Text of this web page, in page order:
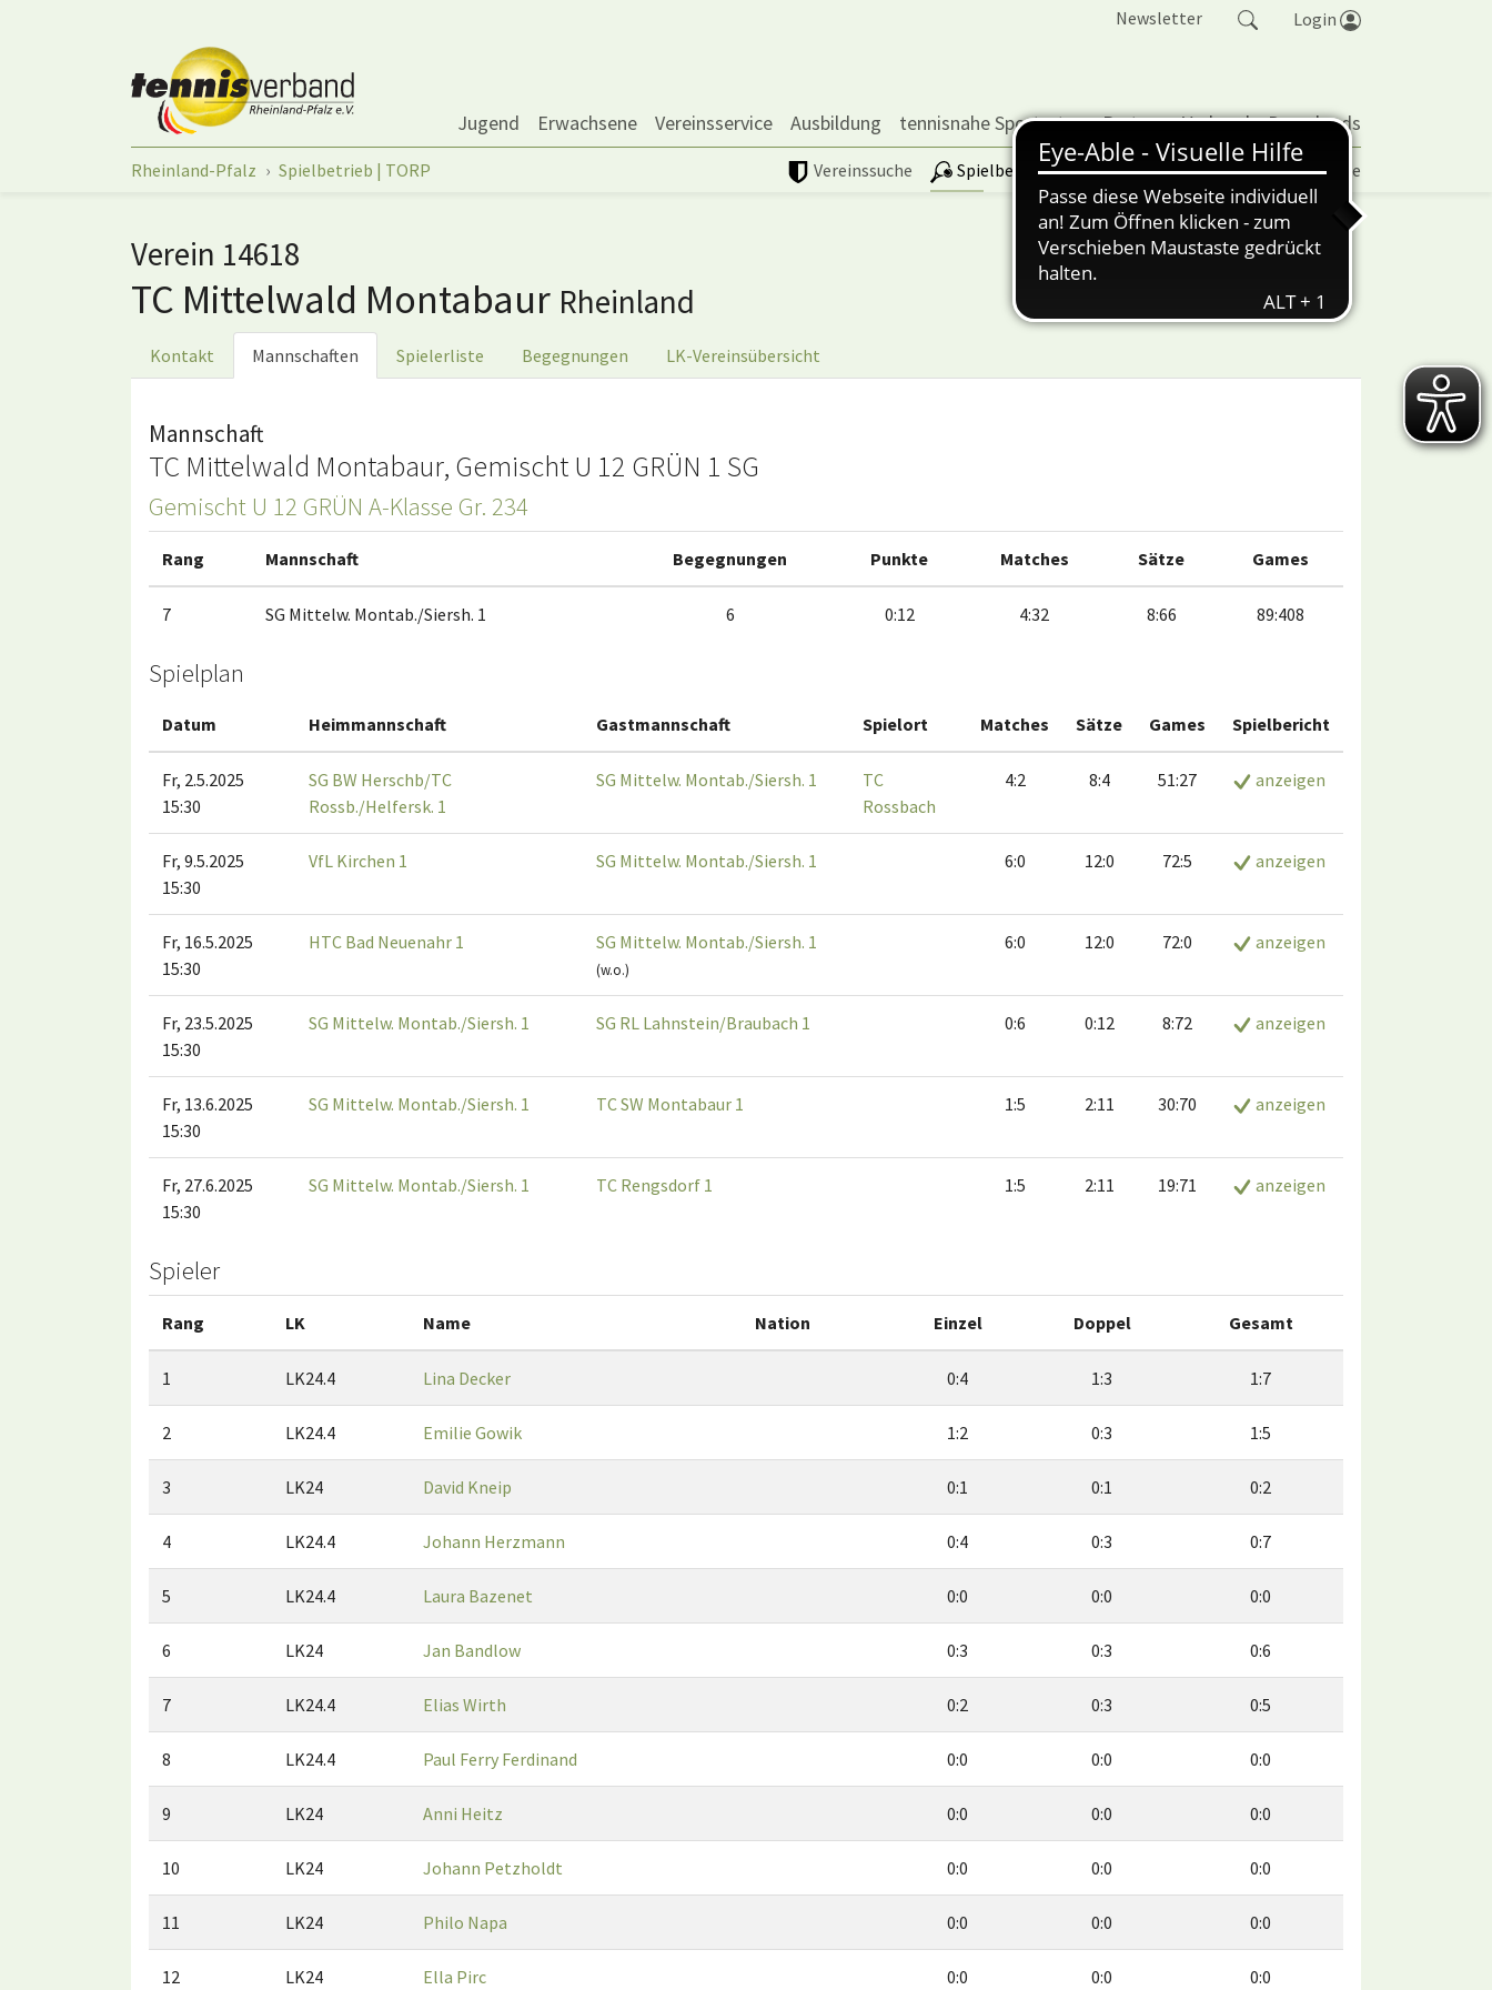
Newsletter Login
Jugend Erwachsene Vereinsservice Ausbildung tennisnahe Sportarten Partner Verband Downloads
Vereinssuche Spielbetrieb | TORP Vereinspokal Turniere
Sie sind hier:
Rheinland-Pfalz Spielbetrieb | TORP
Verein 14618
TC Mittelwald Montabaur Rheinland
Kontakt Mannschaften Spielerliste Begegnungen LK-Vereinsübersicht
Mannschaft
TC Mittelwald Montabaur, Gemischt U 12 GRÜN 1 SG
Gemischt U 12 GRÜN A-Klasse Gr. 234
Rang Mannschaft Begegnungen Punkte Matches Sätze Games
7 SG Mittelw. Montab./Siersh. 1 6 0:12 4:32 8:66 89:408
Spielplan
Datum Heimmannschaft Gastmannschaft Spielort Matches Sätze Games Spielbericht
Fr, 2.5.2025
15:30
SG BW Herschb/TC
Rossb./Helfersk. 1
SG Mittelw. Montab./Siersh. 1
TC
Rossbach
4:2 8:4 51:27 anzeigen
Fr, 9.5.2025
15:30
VfL Kirchen 1 SG Mittelw. Montab./Siersh. 1 6:0 12:0 72:5 anzeigen
Fr, 16.5.2025
15:30
HTC Bad Neuenahr 1 SG Mittelw. Montab./Siersh. 1
(w.o.)
6:0 12:0 72:0 anzeigen
Fr, 23.5.2025
15:30
SG Mittelw. Montab./Siersh. 1 SG RL Lahnstein/Braubach 1 0:6 0:12 8:72 anzeigen
Fr, 13.6.2025
15:30
SG Mittelw. Montab./Siersh. 1 TC SW Montabaur 1 1:5 2:11 30:70 anzeigen
Fr, 27.6.2025
15:30
SG Mittelw. Montab./Siersh. 1 TC Rengsdorf 1 1:5 2:11 19:71 anzeigen
Spieler
Rang LK Name Nation Einzel Doppel Gesamt
1 LK24.4 Lina Decker 0:4 1:3 1:7
2 LK24.4 Emilie Gowik 1:2 0:3 1:5
3 LK24 David Kneip 0:1 0:1 0:2
4 LK24.4 Johann Herzmann 0:4 0:3 0:7
5 LK24.4 Laura Bazenet 0:0 0:0 0:0
6 LK24 Jan Bandlow 0:3 0:3 0:6
7 LK24.4 Elias Wirth 0:2 0:3 0:5
8 LK24.4 Paul Ferry Ferdinand 0:0 0:0 0:0
9 LK24 Anni Heitz 0:0 0:0 0:0
10 LK24 Johann Petzholdt 0:0 0:0 0:0
11 LK24 Philo Napa 0:0 0:0 0:0
12 LK24 Ella Pirc 0:0 0:0 0:0